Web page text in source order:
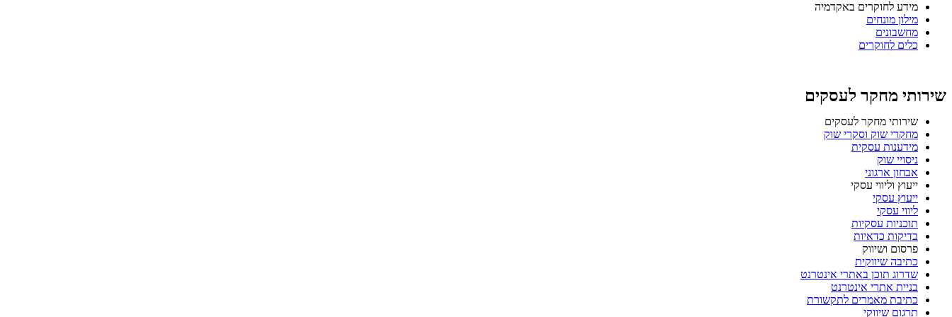
מידע לחוקרים באקדמיה
מילון מונחים
מחשבונים
כלים לחוקרים
שירותי מחקר לעסקים
שירותי מחקר לעסקים
מחקרי שוק וסקרי שוק
מידענות עסקית
ניסויי שוק
אבחון ארגוני
ייעוץ וליווי עסקי
ייעוץ עסקי
ליווי עסקי
תוכניות עסקיות
בדיקות כדאיות
פרסום ושיווק
כתיבה שיווקית
שדרוג תוכן באתרי אינטרנט
בניית אתרי אינטרנט
כתיבת מאמרים לתקשורת
תרגום שיווקי